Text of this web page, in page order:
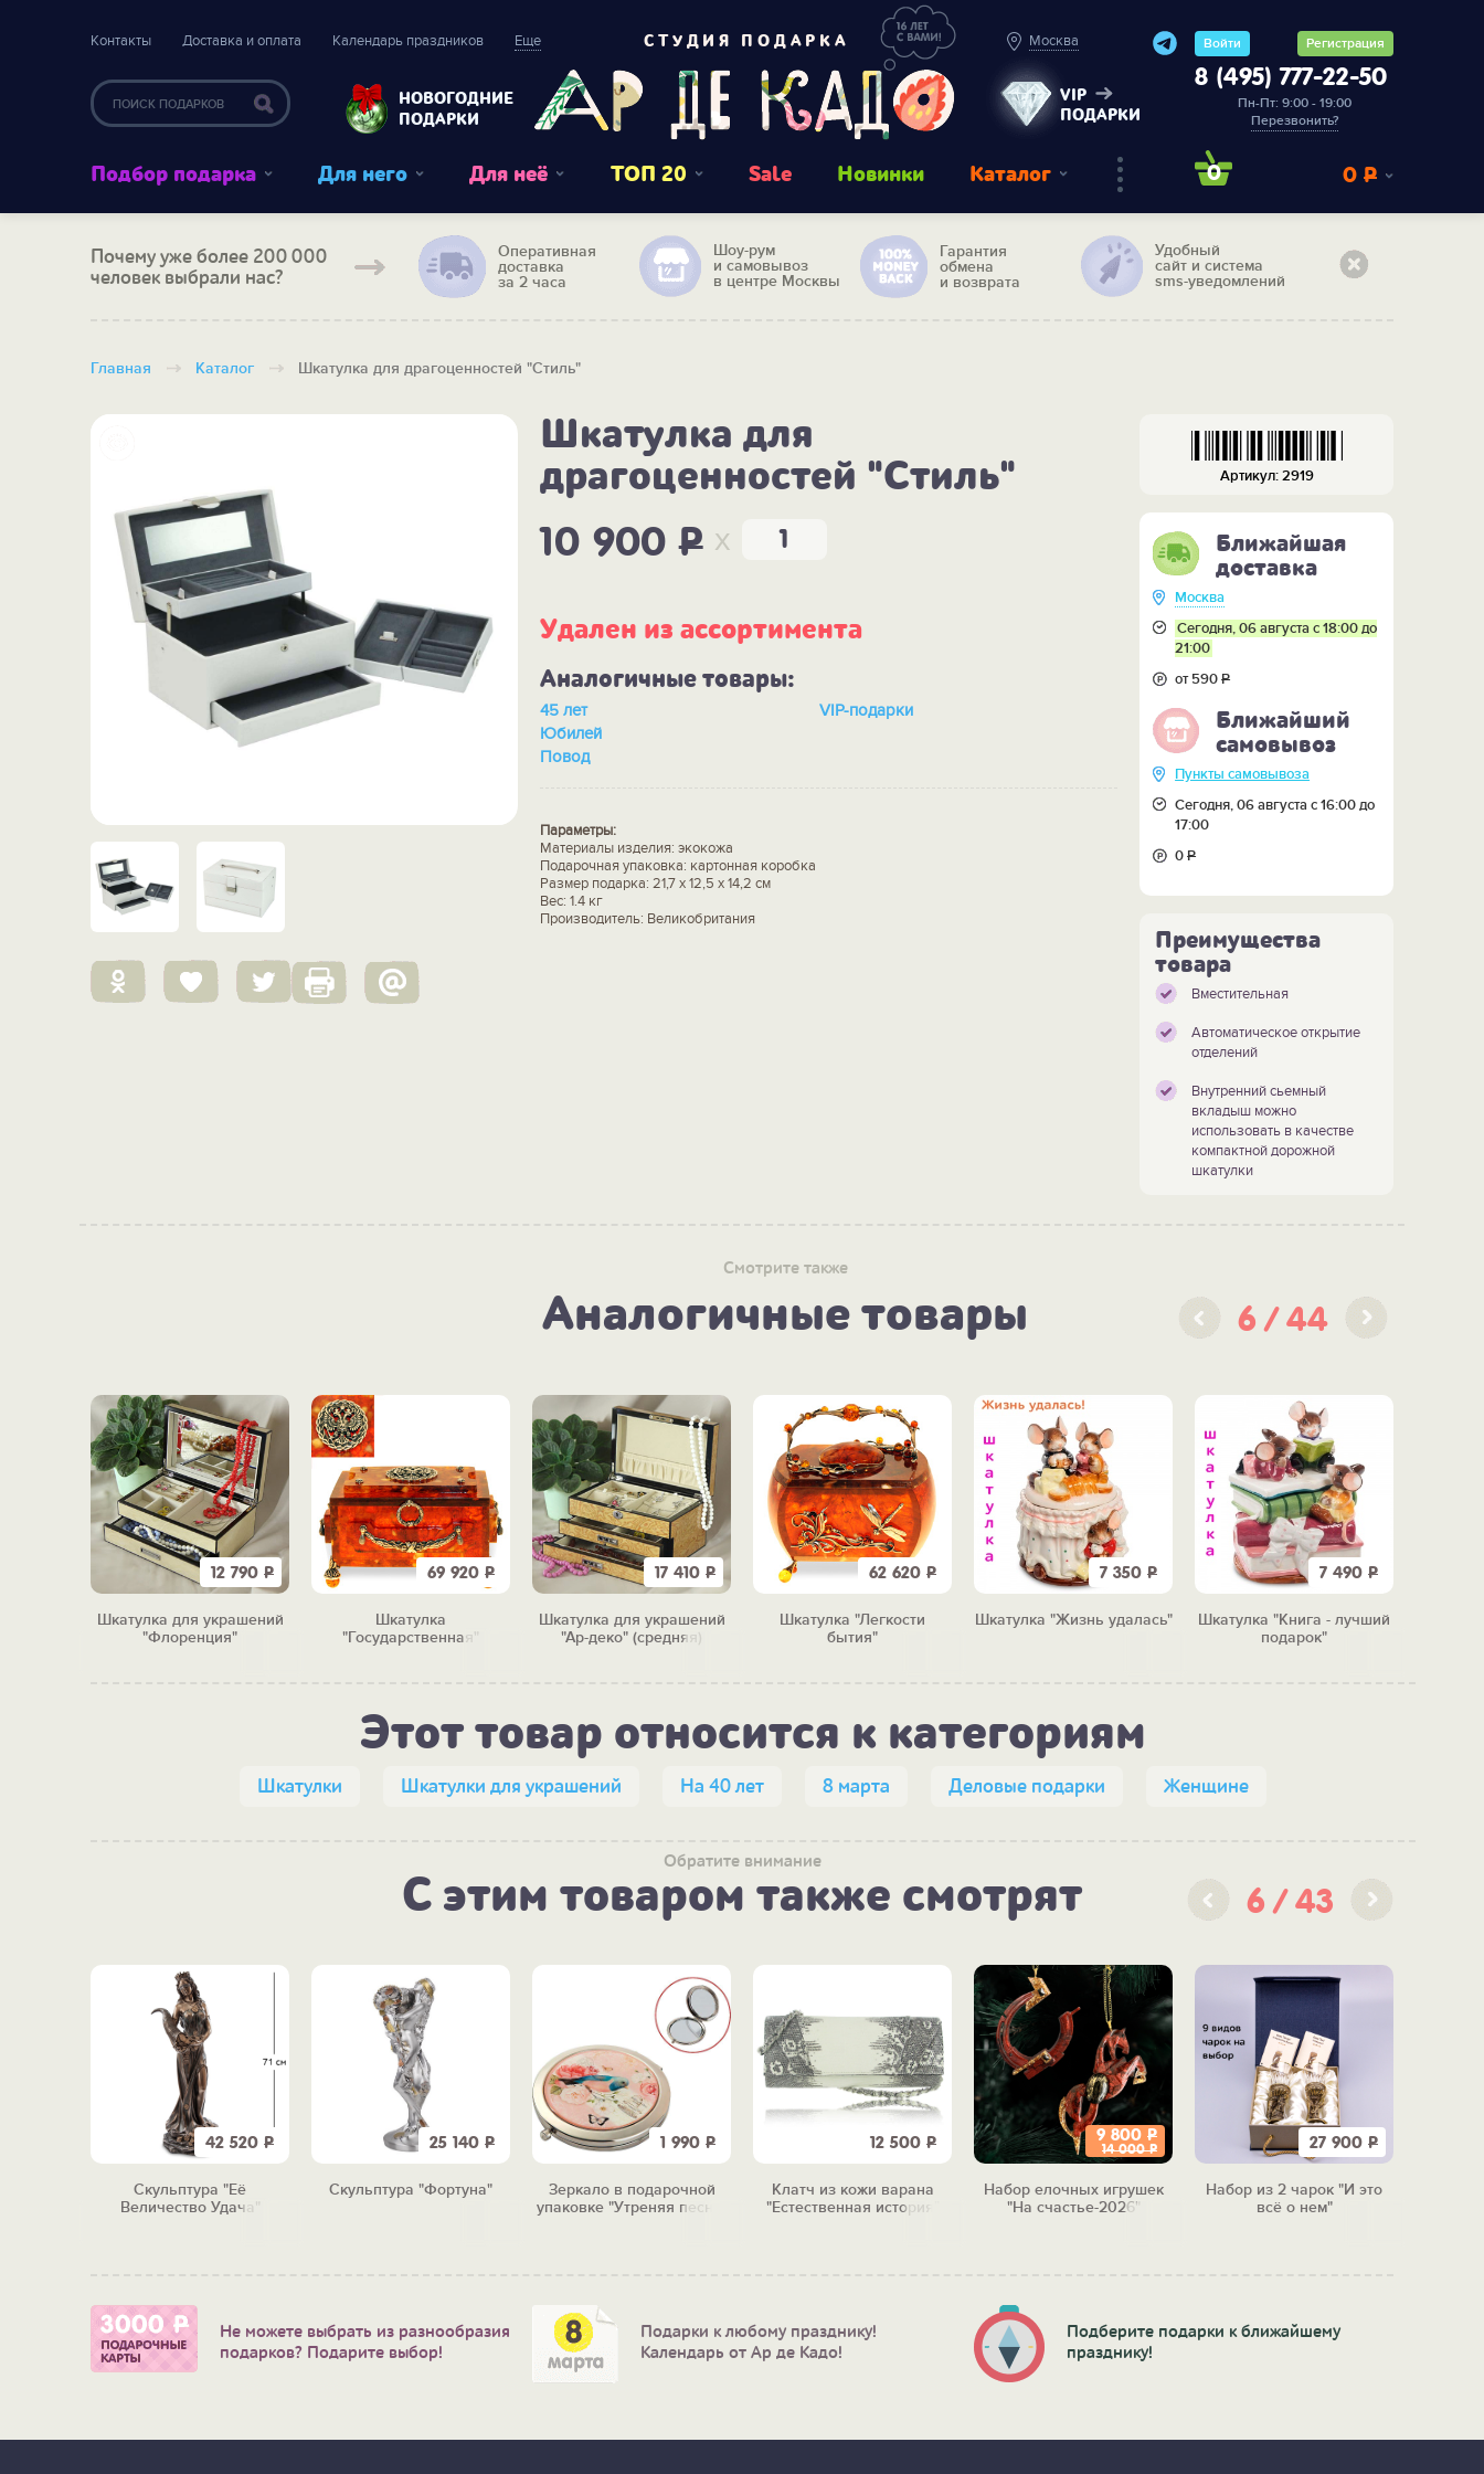
Контакты Доставка и оплата Календарь праздников Еще
НОВОГОДНИЕ
ПОДАРКИ
СТУДИЯ ПОДАРКА Москва
VIP
ПОДАРКИ
Войти Регистрация
8 (495) 777-22-50
Пн-Пт: 9:00 - 19:00
Перезвонить?
Подбор подарка Для него Для неё ТОП 20 Sale Новинки Каталог 0 0 Р
Почему уже более 200 000
человек выбрали нас?
Оперативная
доставка
за 2 часа
Шоу-рум
и самовывоз
в центре Москвы
Гарантия
обмена
и возврата
Удобный
сайт и система
sms-уведомлений
Главная Каталог Шкатулка для драгоценностей "Стиль"
Шкатулка для
драгоценностей "Стиль"
10 900P x
Удален из ассортимента
Аналогичные товары:
45 лет
Юбилей
Повод
VIP-подарки
Параметры:
Материалы изделия: экокожа
Подарочная упаковка: картонная коробка
Размер подарка: 21,7 x 12,5 x 14,2 см
Вес: 1.4 кг
Производитель: Великобритания
Артикул: 2919
Ближайшая
доставка
Москва
Сегодня, 06 августа с 18:00 до
21:00
от 590Р
Ближайший
самовывоз
Пункты самовывоза
Сегодня, 06 августа с 16:00 до
17:00
0Р
Преимущества
товара
Вместительная
Автоматическое открытие
отделений
Внутренний сьемный
вкладыш можно
использовать в качестве
компактной дорожной
шкатулки
Смотрите также
Аналогичные товары 6 44
12 790 Р
Шкатулка для украшений
"Флоренция"
69 920 Р
Шкатулка
"Государственная"
17 410 Р
Шкатулка для украшений
"Ар-деко" (средняя)
62 620 Р
Шкатулка "Легкости
бытия"
7 350 Р
Шкатулка "Жизнь удалась"
7 490 Р
Шкатулка "Книга - лучший
подарок"
Этот товар относится к категориям
Шкатулки Шкатулки для украшений На 40 лет 8 марта Деловые подарки Женщине
Обратите внимание
С этим товаром также смотрят 6 43
42 520 Р
Скульптура "Её
Величество Удача"
25 140 Р
Скульптура "Фортуна"
1 990 Р
Зеркало в подарочной
упаковке "Утреняя песня"
12 500 Р
Клатч из кожи варана
"Естественная история"
9 800 Р
14 000Р
Набор елочных игрушек
"На счастье-2026"
27 900 Р
Набор из 2 чарок "И это
всё о нем"
Не можете выбрать из разнообразия
подарков? Подарите выбор!
Подарки к любому празднику!
Календарь от Ар де Кадо!
Подберите подарки к ближайшему
празднику!